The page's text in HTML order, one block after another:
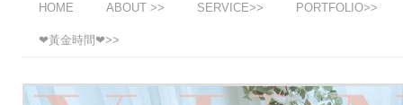
HOME ABOUT >> SERVICE>> PORTFOLIO>>
❤黃金時間❤>>